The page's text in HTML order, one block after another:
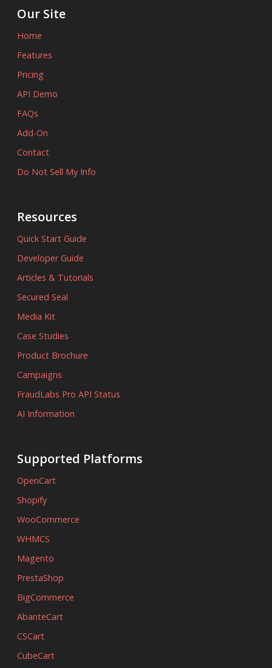
Our Site
Home
Features
Pricing
API Demo
FAQs
Add-On
Contact
Do Not Sell My Info
Resources
Quick Start Guide
Developer Guide
Articles & Tutorials
Secured Seal
Media Kit
Case Studies
Product Brochure
Campaigns
FraudLabs Pro API Status
AI Information
Supported Platforms
OpenCart
Shopify
WooCommerce
WHMCS
Magento
PrestaShop
BigCommerce
AbanteCart
CSCart
CubeCart